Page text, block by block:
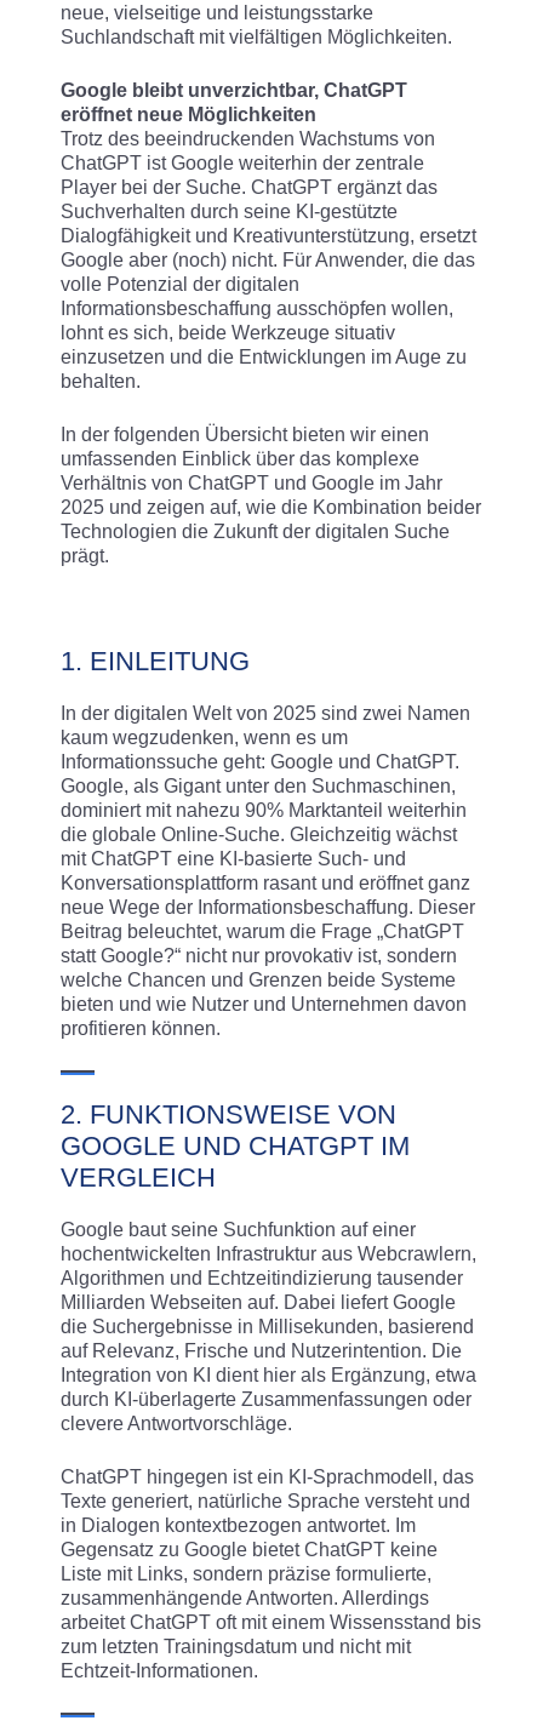
neue, vielseitige und leistungsstarke
Suchlandschaft mit vielfältigen Möglichkeiten.
Google bleibt unverzichtbar, ChatGPT
eröffnet neue Möglichkeiten
Trotz des beeindruckenden Wachstums von
ChatGPT ist Google weiterhin der zentrale
Player bei der Suche. ChatGPT ergänzt das
Suchverhalten durch seine KI-gestützte
Dialogfähigkeit und Kreativunterstützung, ersetzt
Google aber (noch) nicht. Für Anwender, die das
volle Potenzial der digitalen
Informationsbeschaffung ausschöpfen wollen,
lohnt es sich, beide Werkzeuge situativ
einzusetzen und die Entwicklungen im Auge zu
behalten.
In der folgenden Übersicht bieten wir einen
umfassenden Einblick über das komplexe
Verhältnis von ChatGPT und Google im Jahr
2025 und zeigen auf, wie die Kombination beider
Technologien die Zukunft der digitalen Suche
prägt.
1. EINLEITUNG
In der digitalen Welt von 2025 sind zwei Namen
kaum wegzudenken, wenn es um
Informationssuche geht: Google und ChatGPT.
Google, als Gigant unter den Suchmaschinen,
dominiert mit nahezu 90% Marktanteil weiterhin
die globale Online-Suche. Gleichzeitig wächst
mit ChatGPT eine KI-basierte Such- und
Konversationsplattform rasant und eröffnet ganz
neue Wege der Informationsbeschaffung. Dieser
Beitrag beleuchtet, warum die Frage „ChatGPT
statt Google?“ nicht nur provokativ ist, sondern
welche Chancen und Grenzen beide Systeme
bieten und wie Nutzer und Unternehmen davon
profitieren können.
2. FUNKTIONSWEISE VON
GOOGLE UND CHATGPT IM
VERGLEICH
Google baut seine Suchfunktion auf einer
hochentwickelten Infrastruktur aus Webcrawlern,
Algorithmen und Echtzeitindizierung tausender
Milliarden Webseiten auf. Dabei liefert Google
die Suchergebnisse in Millisekunden, basierend
auf Relevanz, Frische und Nutzerintention. Die
Integration von KI dient hier als Ergänzung, etwa
durch KI-überlagerte Zusammenfassungen oder
clevere Antwortvorschläge.
ChatGPT hingegen ist ein KI-Sprachmodell, das
Texte generiert, natürliche Sprache versteht und
in Dialogen kontextbezogen antwortet. Im
Gegensatz zu Google bietet ChatGPT keine
Liste mit Links, sondern präzise formulierte,
zusammenhängende Antworten. Allerdings
arbeitet ChatGPT oft mit einem Wissensstand bis
zum letzten Trainingsdatum und nicht mit
Echtzeit-Informationen.